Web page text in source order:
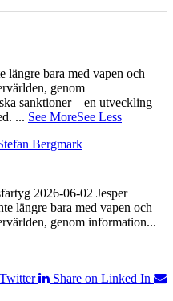
längre bara med vapen och
genom
sanktioner – en utveckling
... See MoreSee Less
Bergmark
2026-06-02 Jesper
längre bara med vapen och
genom information...
Share on Linked In